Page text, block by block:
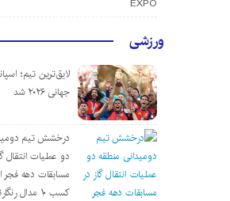
EXPO
ورزشی
لایق‌ترین تیم؛
جهانی ۲۰۲۶ شد
درخشش تیم
دو عملیات انتقال
مسابقات دهه فجر
کسب ۱۰ مدال رنگارنگ